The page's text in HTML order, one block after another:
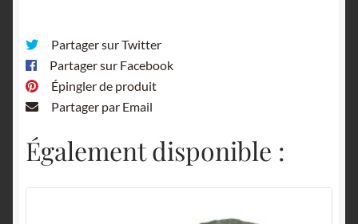
Partager sur Twitter
Partager sur Facebook
Épingler de produit
Partager par Email
Également disponible :